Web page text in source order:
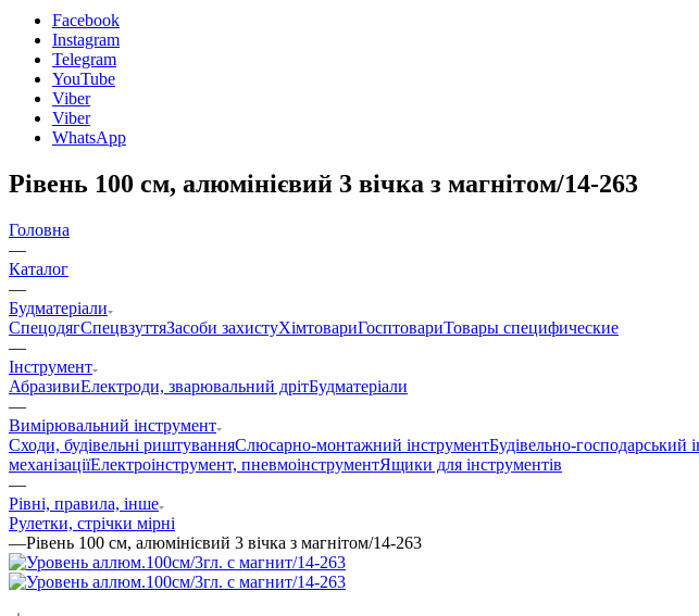
Facebook
Instagram
Telegram
YouTube
Viber
Viber
WhatsApp
Рівень 100 см, алюмінієвий 3 вічка з магнітом/14-263
Головна
—
Каталог
—
Будматеріали
СпецодягСпецвзуттяЗасоби захистуХімтовариГосптовариТовары специфические
—
Інструмент
АбразивиЕлектроди, зварювальний дрітБудматеріали
—
Вимірювальний інструмент
Сходи, будівельні риштуванняСлюсарно-монтажний інструментБудівельно-господарський
механізаціїЕлектроінструмент, пневмоінструментЯщики для інструментів
—
Рівні, правила, інше
Рулетки, стрічки мірні
—Рівень 100 см, алюмінієвий 3 вічка з магнітом/14-263